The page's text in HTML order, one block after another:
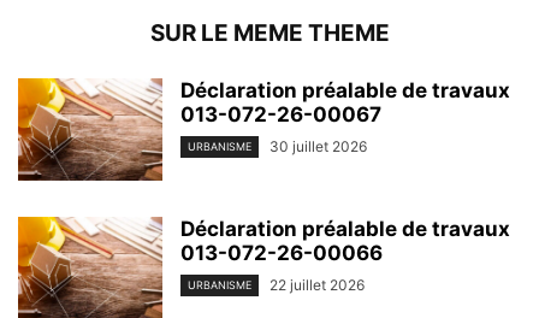
SUR LE MEME THEME
Déclaration préalable de travaux
013-072-26-00067
URBANISME 30 juillet 2026
Déclaration préalable de travaux
013-072-26-00066
URBANISME 22 juillet 2026